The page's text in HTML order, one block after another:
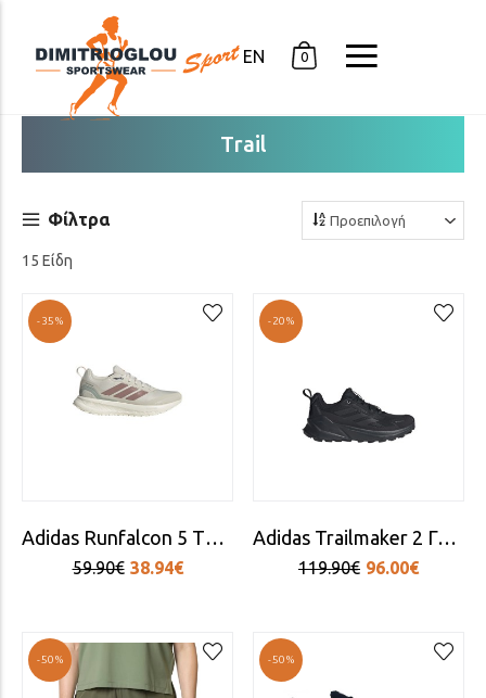
EN 0
Trail
Φίλτρα
15 Είδη
-35%
Adidas Runfalcon 5 TR Γυναικεία Αθλητικά Παπούτσια Running Μπεζ
59.90€ 38.94€
-20%
Adidas Trailmaker 2 Γυναικεία Ορειβατικά Παπούτσια Αδιάβροχα με Μεμβράνη Gore-Tex Μαύρα
119.90€ 96.00€
-50% -50%